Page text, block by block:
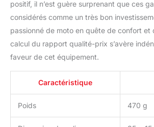
positif, il n’est guère surprenant que ces
considérés comme un très bon
passionné de moto en quête de confort et
calcul du rapport qualité-prix s’avère
faveur de cet équipement.
Caractéristique
Poids 470 g